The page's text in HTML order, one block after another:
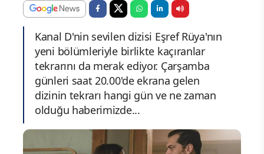
Kanal D'nin sevilen dizisi Eşref Rüya'nın
yeni bölümleriyle birlikte kaçıranlar
tekrarını da merak ediyor. Çarşamba
günleri saat 20.00'de ekrana gelen
dizinin tekrarı hangi gün ve ne zaman
olduğu haberimizde...